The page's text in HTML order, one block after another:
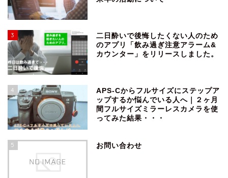
3
二日酔いで後悔したくない人のため
のアプリ「飲み過ぎ注意アラーム&
カウンター」をリリースしました。
4
APS-Cからフルサイズにステップア
ップするか悩んでいる人へ｜２ヶ月
間フルサイズミラーレスカメラを使
ってみた結果・・・
5 お問い合わせ